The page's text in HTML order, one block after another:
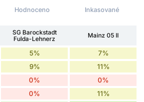
Hodnoceno Inkasované
SG Barockstadt
Fulda-Lehnerz
Mainz 05 II
5% 7%
9% 11%
0% 0%
0% 11%